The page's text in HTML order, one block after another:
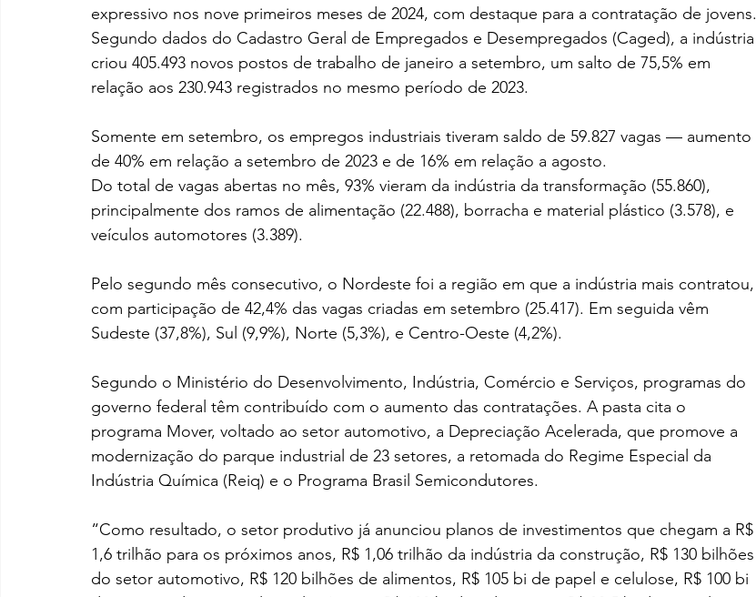
expressivo nos nove primeiros meses de 2024, com destaque para a contratação de jovens.
Segundo dados do Cadastro Geral de Empregados e Desempregados (Caged), a indústria
criou 405.493 novos postos de trabalho de janeiro a setembro, um salto de 75,5% em
relação aos 230.943 registrados no mesmo período de 2023.
Somente em setembro, os empregos industriais tiveram saldo de 59.827 vagas — aumento
de 40% em relação a setembro de 2023 e de 16% em relação a agosto.
Do total de vagas abertas no mês, 93% vieram da indústria da transformação (55.860),
principalmente dos ramos de alimentação (22.488), borracha e material plástico (3.578), e
veículos automotores (3.389).
Pelo segundo mês consecutivo, o Nordeste foi a região em que a indústria mais contratou,
com participação de 42,4% das vagas criadas em setembro (25.417). Em seguida vêm
Sudeste (37,8%), Sul (9,9%), Norte (5,3%), e Centro-Oeste (4,2%).
Segundo o Ministério do Desenvolvimento, Indústria, Comércio e Serviços, programas do
governo federal têm contribuído com o aumento das contratações. A pasta cita o
programa Mover, voltado ao setor automotivo, a Depreciação Acelerada, que promove a
modernização do parque industrial de 23 setores, a retomada do Regime Especial da
Indústria Química (Reiq) e o Programa Brasil Semicondutores.
“Como resultado, o setor produtivo já anunciou planos de investimentos que chegam a R$
1,6 trilhão para os próximos anos, R$ 1,06 trilhão da indústria da construção, R$ 130 bilhões
do setor automotivo, R$ 120 bilhões de alimentos, R$ 105 bi de papel e celulose, R$ 100 bi